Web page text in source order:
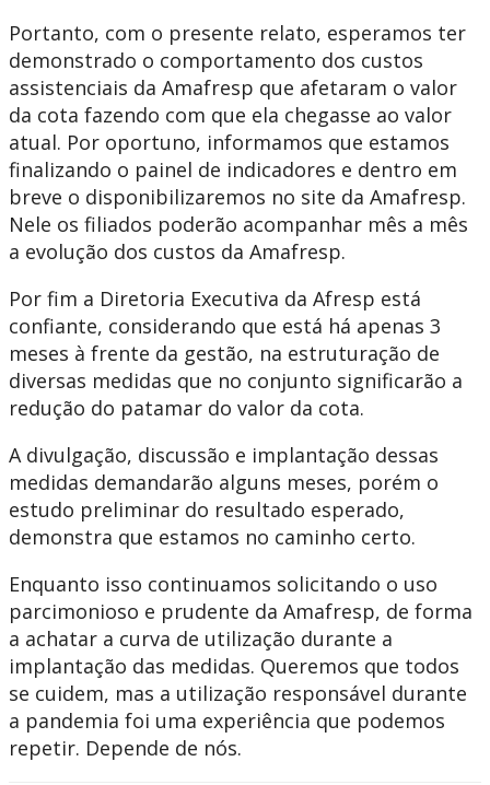
Portanto, com o presente relato, esperamos ter
demonstrado o comportamento dos custos
assistenciais da Amafresp que afetaram o valor
da cota fazendo com que ela chegasse ao valor
atual. Por oportuno, informamos que estamos
finalizando o painel de indicadores e dentro em
breve o disponibilizaremos no site da Amafresp.
Nele os filiados poderão acompanhar mês a mês
a evolução dos custos da Amafresp.
Por fim a Diretoria Executiva da Afresp está
confiante, considerando que está há apenas 3
meses à frente da gestão, na estruturação de
diversas medidas que no conjunto significarão a
redução do patamar do valor da cota.
A divulgação, discussão e implantação dessas
medidas demandarão alguns meses, porém o
estudo preliminar do resultado esperado,
demonstra que estamos no caminho certo.
Enquanto isso continuamos solicitando o uso
parcimonioso e prudente da Amafresp, de forma
a achatar a curva de utilização durante a
implantação das medidas. Queremos que todos
se cuidem, mas a utilização responsável durante
a pandemia foi uma experiência que podemos
repetir. Depende de nós.